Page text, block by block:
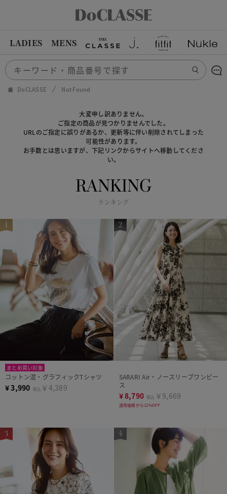
LADIES MENS
DoCLASSE Not Found
大変申し訳ありません。
ご指定の商品が見つかりませんでした。
URLのご指定に誤りがあるか、更新等に伴い削除されてしまった
可能性があります。
お手数とは思いますが、下記リンクからサイトへ移動してくださ
い。
RANKING
ランキング
まとめ買い対象
コットン混・グラフィックTシャツ
¥3,990 税込 ￥4,389
SARARI Air・ノースリーブワンピー
ス
¥8,790 税込 ￥9,669
通常価格から12%OFF